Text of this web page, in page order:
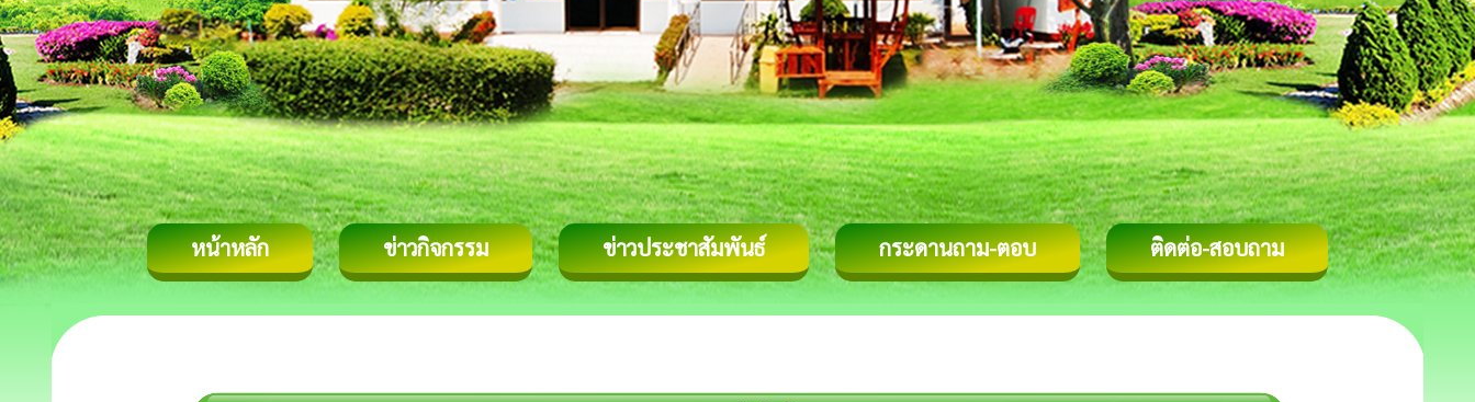
หน้าหลัก ข่าวกิจกรรม ข่าวประชาสัมพันธ์ กระดานถาม-ตอบ ติดต่อ-สอบถาม